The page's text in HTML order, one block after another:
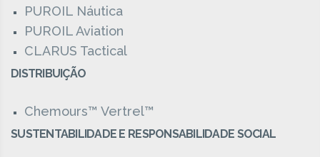
PUROIL Náutica
PUROIL Aviation
CLARUS Tactical
DISTRIBUIÇÃO
Chemours™ Vertrel™
SUSTENTABILIDADE E RESPONSABILIDADE SOCIAL